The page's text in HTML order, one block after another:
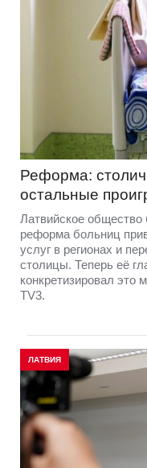
Реформа:
остальные
Латвийское
реформа больниц
услуг в регионах и
столицы. Теперь её
конкретизировал это
TV3.
ЛАТВИЯ